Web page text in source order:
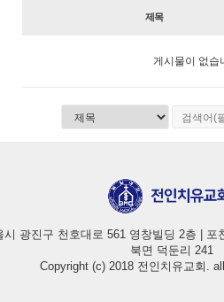
제목
게시물이 없습
시 광진구 천호대로 561 영창빌딩 2층 | 포
북면 덕둔리 241
Copyright (c) 2018 전인치유교회.